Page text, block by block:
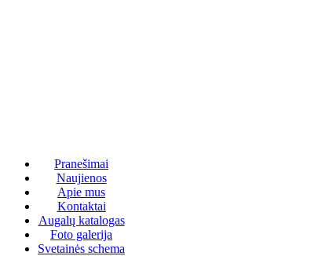
Pranešimai
Naujienos
Apie mus
Kontaktai
Augalų katalogas
Foto galerija
Svetainės schema